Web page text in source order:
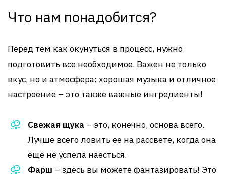
Что нам понадобится?
Перед тем как окунуться в процесс, нужно
подготовить все необходимое. Важен не только
вкус, но и атмосфера: хорошая музыка и отличное
настроение – это также важные ингредиенты!
Свежая щука – это, конечно, основа всего.
Лучше всего ловить ее на рассвете, когда она
еще не успела наесться.
Фарш – здесь вы можете фантазировать! Это